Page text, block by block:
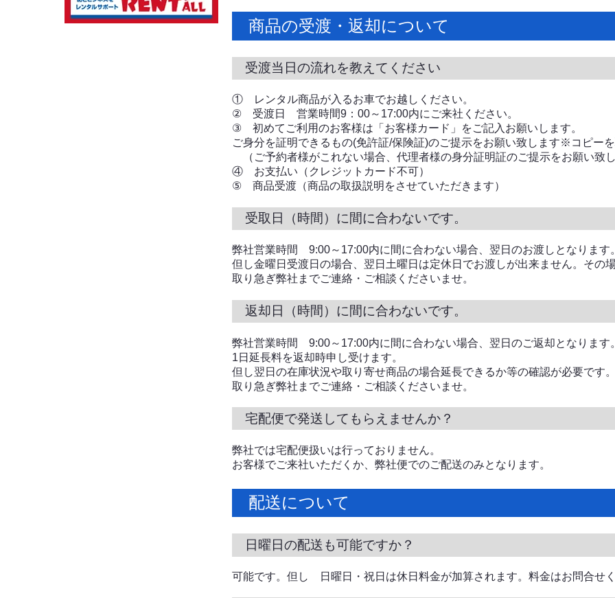
商品の受渡・返却について
受渡当日の流れを教えてください
① レンタル商品が入るお車でお越しください。
② 受渡日 営業時間9：00～17:00内にご来社ください。
③ 初めてご利用のお客様は「お客様カード」をご記入お願いします。
ご身分を証明できるもの(免許証/保険証)のご提示をお願い致します※コピーを
（ご予約者様がこれない場合、代理者様の身分証明証のご提示をお願い致し
④ お支払い（クレジットカード不可）
⑤ 商品受渡（商品の取扱説明をさせていただきます）
受取日（時間）に間に合わないです。
弊社営業時間 9:00～17:00内に間に合わない場合、翌日のお渡しとなります。
但し金曜日受渡日の場合、翌日土曜日は定休日でお渡しが出来ません。その
取り急ぎ弊社までご連絡・ご相談くださいませ。
返却日（時間）に間に合わないです。
弊社営業時間 9:00～17:00内に間に合わない場合、翌日のご返却となります。
1日延長料を返却時申し受けます。
但し翌日の在庫状況や取り寄せ商品の場合延長できるか等の確認が必要です。
取り急ぎ弊社までご連絡・ご相談くださいませ。
宅配便で発送してもらえませんか？
弊社では宅配便扱いは行っておりません。
お客様でご来社いただくか、弊社便でのご配送のみとなります。
配送について
日曜日の配送も可能ですか？
可能です。但し 日曜日・祝日は休日料金が加算されます。料金はお問合せく